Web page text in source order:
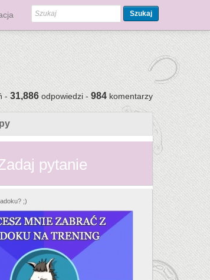
Szukaj
-31,886odpowiedzi -984komentarzy
pytanie
;)